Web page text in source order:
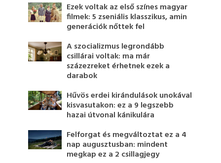
Ezek voltak az első színes magyar
filmek: 5 zseniális klasszikus, amin
generációk nőttek fel
A szocializmus legrondább
csillárai voltak: ma már
százezreket érhetnek ezek a
darabok
Hűvös erdei kirándulások unokával
kisvasutakon: ez a 9 legszebb
hazai útvonal kánikulára
Felforgat és megváltoztat ez a 4
nap augusztusban: mindent
megkap ez a 2 csillagjegy